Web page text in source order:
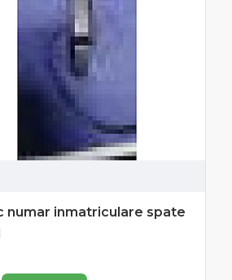
numar inmatriculare spate